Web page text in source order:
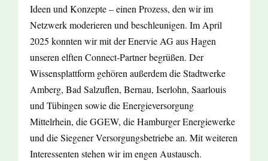
Ideen und Konzepte – einen Prozess, den wir im
Netzwerk moderieren und beschleunigen. Im April
2025 konnten wir mit der Enervie AG aus Hagen
unseren elften Connect-Partner begrüßen. Der
Wissensplattform gehören außerdem die Stadtwerke
Amberg, Bad Salzuflen, Bernau, Iserlohn, Saarlouis
und Tübingen sowie die Energieversorgung
Mittelrhein, die GGEW, die Hamburger Energiewerke
und die Siegener Versorgungsbetriebe an. Mit weiteren
Interessenten stehen wir im engen Austausch.